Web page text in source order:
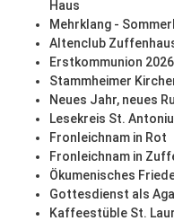
Haus
Mehrklang -
Altenclub
Erstkommunion
Stammheimer
Neues Jahr, neues
Lesekreis St.
Fronleichnam in Rot
Fronleichnam in
Ökumenisches
Gottesdienst als
Kaffeestüble St.